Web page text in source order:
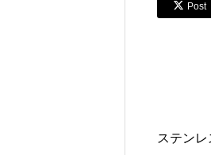
Post
ステン